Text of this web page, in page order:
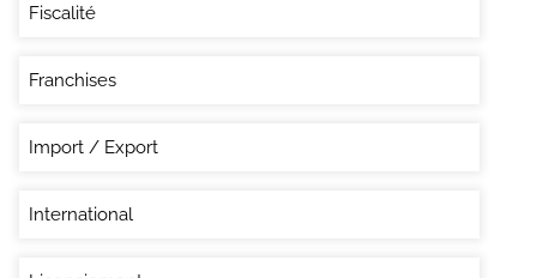
Fiscalité
Franchises
Import / Export
International